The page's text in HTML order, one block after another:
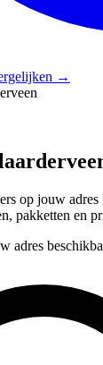
→
op jouw adres
pakketten en
adres